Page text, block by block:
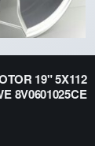
19" 5X112
8V0601025CE